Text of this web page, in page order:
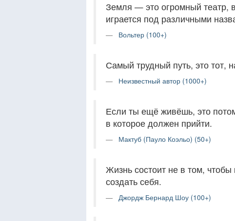
Земля — это огромный театр,
играется под различными
Вольтер (100+)
Самый трудный путь, это тот,
Неизвестный автор (1000+)
Если ты ещё живёшь, это
в которое должен прийти.
Мактуб (Пауло Коэльо) (50+)
Жизнь состоит не в том,
создать себя.
Джордж Бернард Шоу (100+)